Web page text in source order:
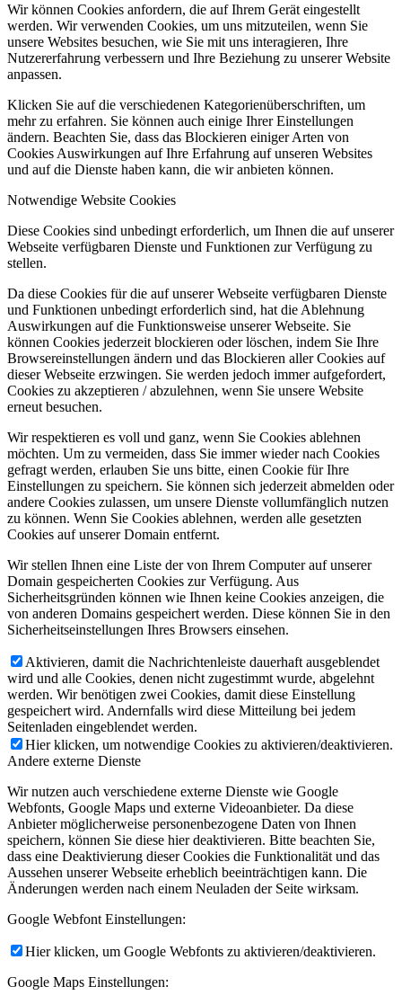
Wir können Cookies anfordern, die auf Ihrem Gerät eingestellt
werden. Wir verwenden Cookies, um uns mitzuteilen, wenn Sie
unsere Websites besuchen, wie Sie mit uns interagieren, Ihre
Nutzererfahrung verbessern und Ihre Beziehung zu unserer Website
anpassen.
Klicken Sie auf die verschiedenen Kategorienüberschriften, um
mehr zu erfahren. Sie können auch einige Ihrer Einstellungen
ändern. Beachten Sie, dass das Blockieren einiger Arten von
Cookies Auswirkungen auf Ihre Erfahrung auf unseren Websites
und auf die Dienste haben kann, die wir anbieten können.
Notwendige Website Cookies
Diese Cookies sind unbedingt erforderlich, um Ihnen die auf unserer
Webseite verfügbaren Dienste und Funktionen zur Verfügung zu
stellen.
Da diese Cookies für die auf unserer Webseite verfügbaren Dienste
und Funktionen unbedingt erforderlich sind, hat die Ablehnung
Auswirkungen auf die Funktionsweise unserer Webseite. Sie
können Cookies jederzeit blockieren oder löschen, indem Sie Ihre
Browsereinstellungen ändern und das Blockieren aller Cookies auf
dieser Webseite erzwingen. Sie werden jedoch immer aufgefordert,
Cookies zu akzeptieren / abzulehnen, wenn Sie unsere Website
erneut besuchen.
Wir respektieren es voll und ganz, wenn Sie Cookies ablehnen
möchten. Um zu vermeiden, dass Sie immer wieder nach Cookies
gefragt werden, erlauben Sie uns bitte, einen Cookie für Ihre
Einstellungen zu speichern. Sie können sich jederzeit abmelden oder
andere Cookies zulassen, um unsere Dienste vollumfänglich nutzen
zu können. Wenn Sie Cookies ablehnen, werden alle gesetzten
Cookies auf unserer Domain entfernt.
Wir stellen Ihnen eine Liste der von Ihrem Computer auf unserer
Domain gespeicherten Cookies zur Verfügung. Aus
Sicherheitsgründen können wie Ihnen keine Cookies anzeigen, die
von anderen Domains gespeichert werden. Diese können Sie in den
Sicherheitseinstellungen Ihres Browsers einsehen.
Aktivieren, damit die Nachrichtenleiste dauerhaft ausgeblendet
wird und alle Cookies, denen nicht zugestimmt wurde, abgelehnt
werden. Wir benötigen zwei Cookies, damit diese Einstellung
gespeichert wird. Andernfalls wird diese Mitteilung bei jedem
Seitenladen eingeblendet werden.
Hier klicken, um notwendige Cookies zu aktivieren/deaktivieren.
Andere externe Dienste
Wir nutzen auch verschiedene externe Dienste wie Google
Webfonts, Google Maps und externe Videoanbieter. Da diese
Anbieter möglicherweise personenbezogene Daten von Ihnen
speichern, können Sie diese hier deaktivieren. Bitte beachten Sie,
dass eine Deaktivierung dieser Cookies die Funktionalität und das
Aussehen unserer Webseite erheblich beeinträchtigen kann. Die
Änderungen werden nach einem Neuladen der Seite wirksam.
Google Webfont Einstellungen:
Hier klicken, um Google Webfonts zu aktivieren/deaktivieren.
Google Maps Einstellungen: